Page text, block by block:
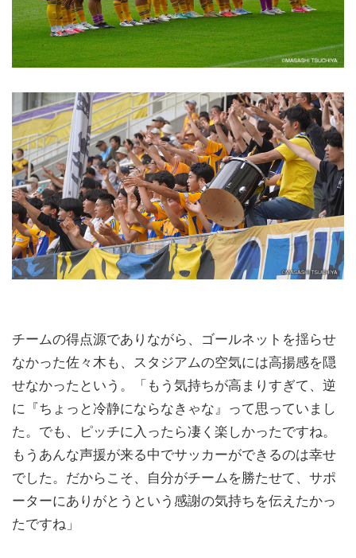
チームの得点源でありながら、ゴールネットを揺らせ
なかった佐々木も、スタジアムの空気には高揚感を隠
せなかったという。「もう気持ちが高まりすぎて、逆
に『ちょっと冷静にならなきゃな』って思っていまし
た。でも、ピッチに入ったら凄く楽しかったですね。
もうあんな声援が来る中でサッカーができるのは幸せ
でした。だからこそ、自分がチームを勝たせて、サポ
ーターにありがとうという感謝の気持ちを伝えたかっ
たですね」